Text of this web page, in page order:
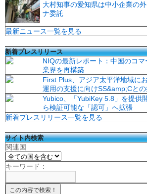
大村知事の愛知県は中小企業の
ナ委託
最新ニュース一覧を見る
新着プレスリリース
NIQの最新レポート：中国のコ
業界を再構築
First Plus、アジア太平洋地域に
運用の支援に向けSS&amp;Cと
Yubico、「YubiKey 5.8」を提供
ら検証可能な「認可」へ拡張
新着プレスリリース一覧を見る
サイト内検索
関連国
キーワード：